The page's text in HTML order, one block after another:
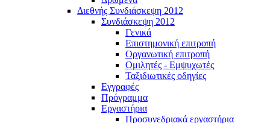
Διεθνής Συνδιάσκεψη 2012
Συνδιάσκεψη 2012
Γενικά
Επιστημονική επιτροπή
Οργανωτική επιτροπή
Ομιλητές - Εμψυχωτές
Ταξιδιωτικές οδηγίες
Εγγραφές
Πρόγραμμα
Εργαστήρια
Προσυνεδριακά εργαστήρια